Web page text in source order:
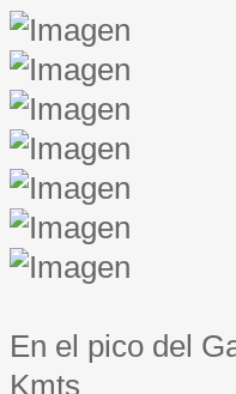
En el pico del
Kmts